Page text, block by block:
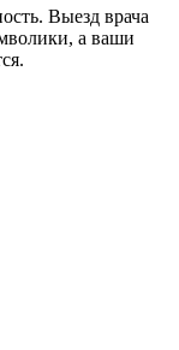
Выезд врача
а ваши